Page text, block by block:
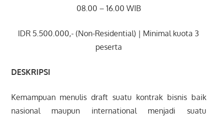
08.00 – 16.00 WIB
IDR 5.500.000,- (Non-Residential) | Minimal kuota 3
peserta
DESKRIPSI
Kemampuan menulis draft suatu kontrak bisnis baik
nasional maupun international menjadi suatu